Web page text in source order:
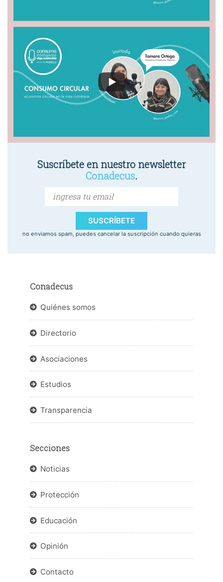
Suscríbete en nuestro newsletter
Conadecus.
SUSCRÍBETE
no enviamos spam, puedes cancelar la suscripción cuando quieras
Conadecus
Quiénes somos
Directorio
Asociaciones
Estudios
Transparencia
Secciones
Noticias
Protección
Educación
Opinión
Contacto